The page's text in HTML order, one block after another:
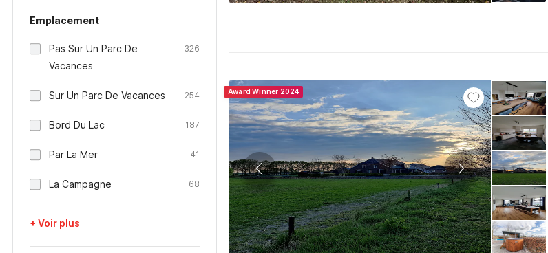
Emplacement
Pas Sur Un Parc De
Vacances
326
Sur Un Parc De Vacances 254
Bord Du Lac 187
Par La Mer 41
La Campagne 68
+ Voir plus
Award Winner 2024